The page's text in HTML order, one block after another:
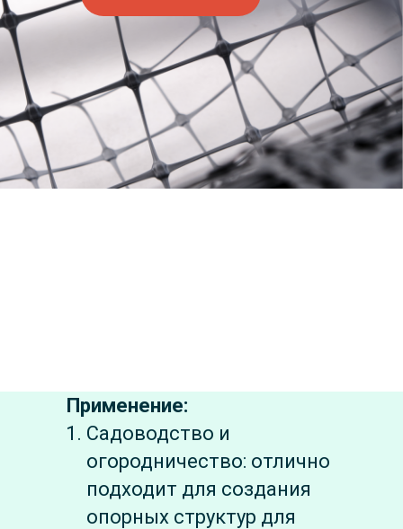
Применение:
Садоводство и
огородничество: отлично
подходит для создания
опорных структур для